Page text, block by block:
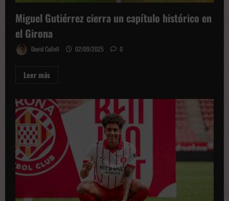
Miguel Gutiérrez cierra un capítulo histórico en
el Girona
David Cullell 02/09/2025 0
Leer másLeer
más
Gutiérrez
cierra
un
capítulo
histórico
en
el
Girona